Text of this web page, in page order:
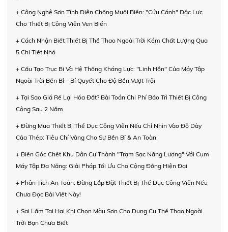
+ Công Nghệ Sơn Tĩnh Điện Chống Muối Biển: "Cứu Cánh" Đắc Lực
Cho Thiết Bị Công Viên Ven Biển
+ Cách Nhận Biết Thiết Bị Thể Thao Ngoài Trời Kém Chất Lượng Qua
5 Chi Tiết Nhỏ
+ Cấu Tạo Trục Bi Và Hệ Thống Kháng Lực: "Linh Hồn" Của Máy Tập
Ngoài Trời Bền Bỉ – Bí Quyết Cho Độ Bền Vượt Trội
+ Tại Sao Giá Rẻ Lại Hóa Đắt? Bài Toán Chi Phí Bảo Trì Thiết Bị Công
Cộng Sau 2 Năm
+ Đừng Mua Thiết Bị Thể Dục Công Viên Nếu Chỉ Nhìn Vào Độ Dày
Của Thép: Tiêu Chí Vàng Cho Sự Bền Bỉ & An Toàn
+ Biến Góc Chết Khu Dân Cư Thành "Trạm Sạc Năng Lượng" Với Cụm
Máy Tập Đa Năng: Giải Pháp Tối Ưu Cho Cộng Đồng Hiện Đại
+ Phân Tích An Toàn: Đừng Lắp Đặt Thiết Bị Thể Dục Công Viên Nếu
Chưa Đọc Bài Viết Này!
+ Sai Lầm Tai Hại Khi Chọn Màu Sơn Cho Dụng Cụ Thể Thao Ngoài
Trời Bạn Chưa Biết